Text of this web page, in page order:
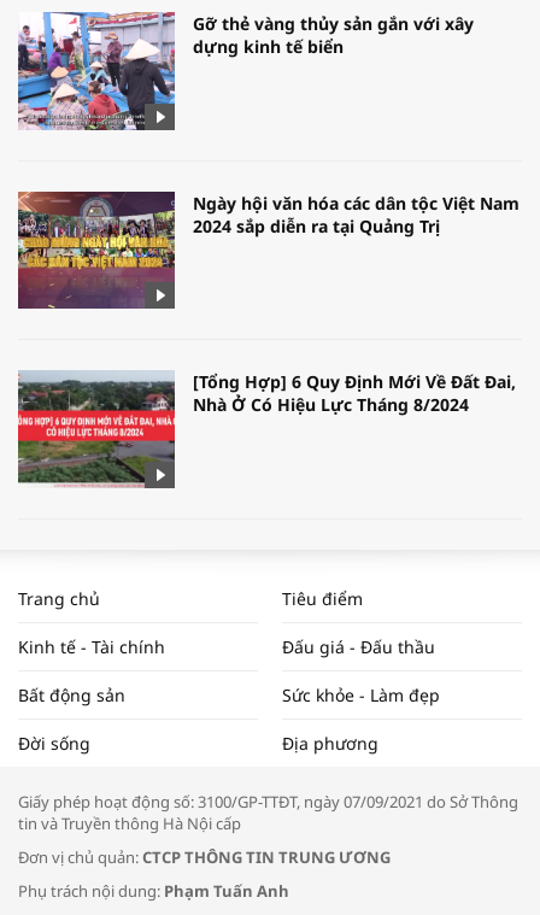
Gỡ thẻ vàng thủy sản gắn với xây
dựng kinh tế biển
Ngày hội văn hóa các dân tộc Việt Nam
2024 sắp diễn ra tại Quảng Trị
[Tổng Hợp] 6 Quy Định Mới Về Đất Đai,
Nhà Ở Có Hiệu Lực Tháng 8/2024
NAM NĂM 2024 VÀ NĂM 2025 | NHỊP
ĐẬP THỊ TRƯỜNG #62
Tọa đàm “Xúc tiến thương mại: Khơi
Trang chủ Tiêu điểm
Kinh tế - Tài chính Đấu giá - Đấu thầu
Bất động sản Sức khỏe - Làm đẹp
Đời sống Địa phương
Giấy phép hoạt động số: 3100/GP-TTĐT, ngày 07/09/2021 do Sở Thông
tin và Truyền thông Hà Nội cấp
Đơn vị chủ quản:CTCP THÔNG TIN TRUNG ƯƠNG
Phụ trách nội dung: Phạm Tuấn Anh